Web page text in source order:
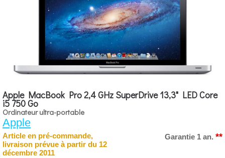
Apple MacBook Pro 2,4 GHz SuperDrive 13,3" LED Core
i5 750 Go
Ordinateur ultra-portable
Apple
Article en pré-commande,
livraison prévue à partir du 12
décembre 2011
Garantie 1 an. **